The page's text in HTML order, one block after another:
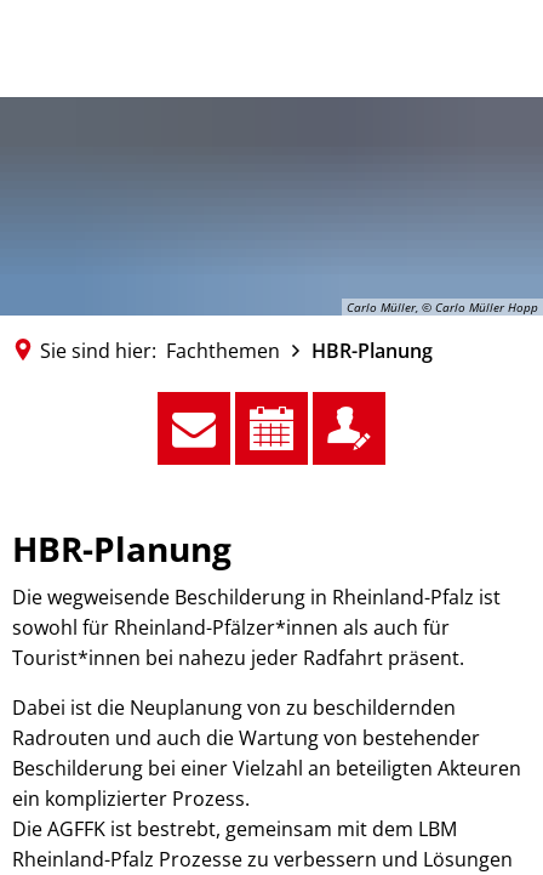
Carlo Müller, © Carlo Müller Hopp
Sie sind hier: Fachthemen HBR-Planung
HBR-
Planung
HBR-Planung
Die wegweisende Beschilderung in Rheinland-Pfalz ist
sowohl für Rheinland-Pfälzer*innen als auch für
Tourist*innen bei nahezu jeder Radfahrt präsent.
Dabei ist die Neuplanung von zu beschildernden
Radrouten und auch die Wartung von bestehender
Beschilderung bei einer Vielzahl an beteiligten Akteuren
ein komplizierter Prozess.
Die AGFFK ist bestrebt, gemeinsam mit dem LBM
Rheinland-Pfalz Prozesse zu verbessern und Lösungen